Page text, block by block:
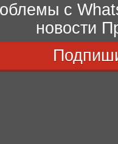
с
новости